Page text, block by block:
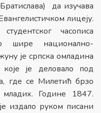
да изучава
лицеју.
часописа
национално-
је српска омладина
је деловало под
где се Милетић брзо
Године 1847.
издало руком писани